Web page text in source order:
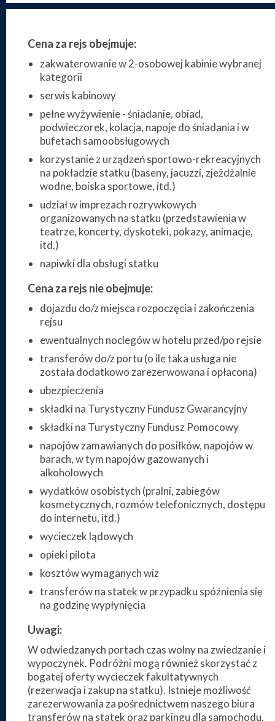
Cena za rejs obejmuje:
zakwaterowanie w 2-osobowej kabinie wybranej
kategorii
serwis kabinowy
pełne wyżywienie - śniadanie, obiad,
podwieczorek, kolacja, napoje do śniadania i w
bufetach samoobsługowych
korzystanie z urządzeń sportowo-rekreacyjnych
na pokładzie statku (baseny, jacuzzi, zjeżdżalnie
wodne, boiska sportowe, itd.)
udział w imprezach rozrywkowych
organizowanych na statku (przedstawienia w
teatrze, koncerty, dyskoteki, pokazy, animacje,
itd.)
napiwki dla obsługi statku
Cena za rejs nie obejmuje:
dojazdu do/z miejsca rozpoczęcia i zakończenia
rejsu
ewentualnych noclegów w hotelu przed/po rejsie
transferów do/z portu (o ile taka usługa nie
została dodatkowo zarezerwowana i opłacona)
ubezpieczenia
składki na Turystyczny Fundusz Gwarancyjny
składki na Turystyczny Fundusz Pomocowy
napojów zamawianych do posiłków, napojów w
barach, w tym napojów gazowanych i
alkoholowych
wydatków osobistych (pralni, zabiegów
kosmetycznych, rozmów telefonicznych, dostępu
do internetu, itd.)
wycieczek lądowych
opieki pilota
kosztów wymaganych wiz
transferów na statek w przypadku spóźnienia się
na godzinę wypłynięcia
Uwagi:
W odwiedzanych portach czas wolny na zwiedzanie i
wypoczynek. Podróżni mogą również skorzystać z
bogatej oferty wycieczek fakultatywnych
(rezerwacja i zakup na statku). Istnieje możliwość
zarezerwowania za pośrednictwem naszego biura
transferów na statek oraz parkingu dla samochodu.